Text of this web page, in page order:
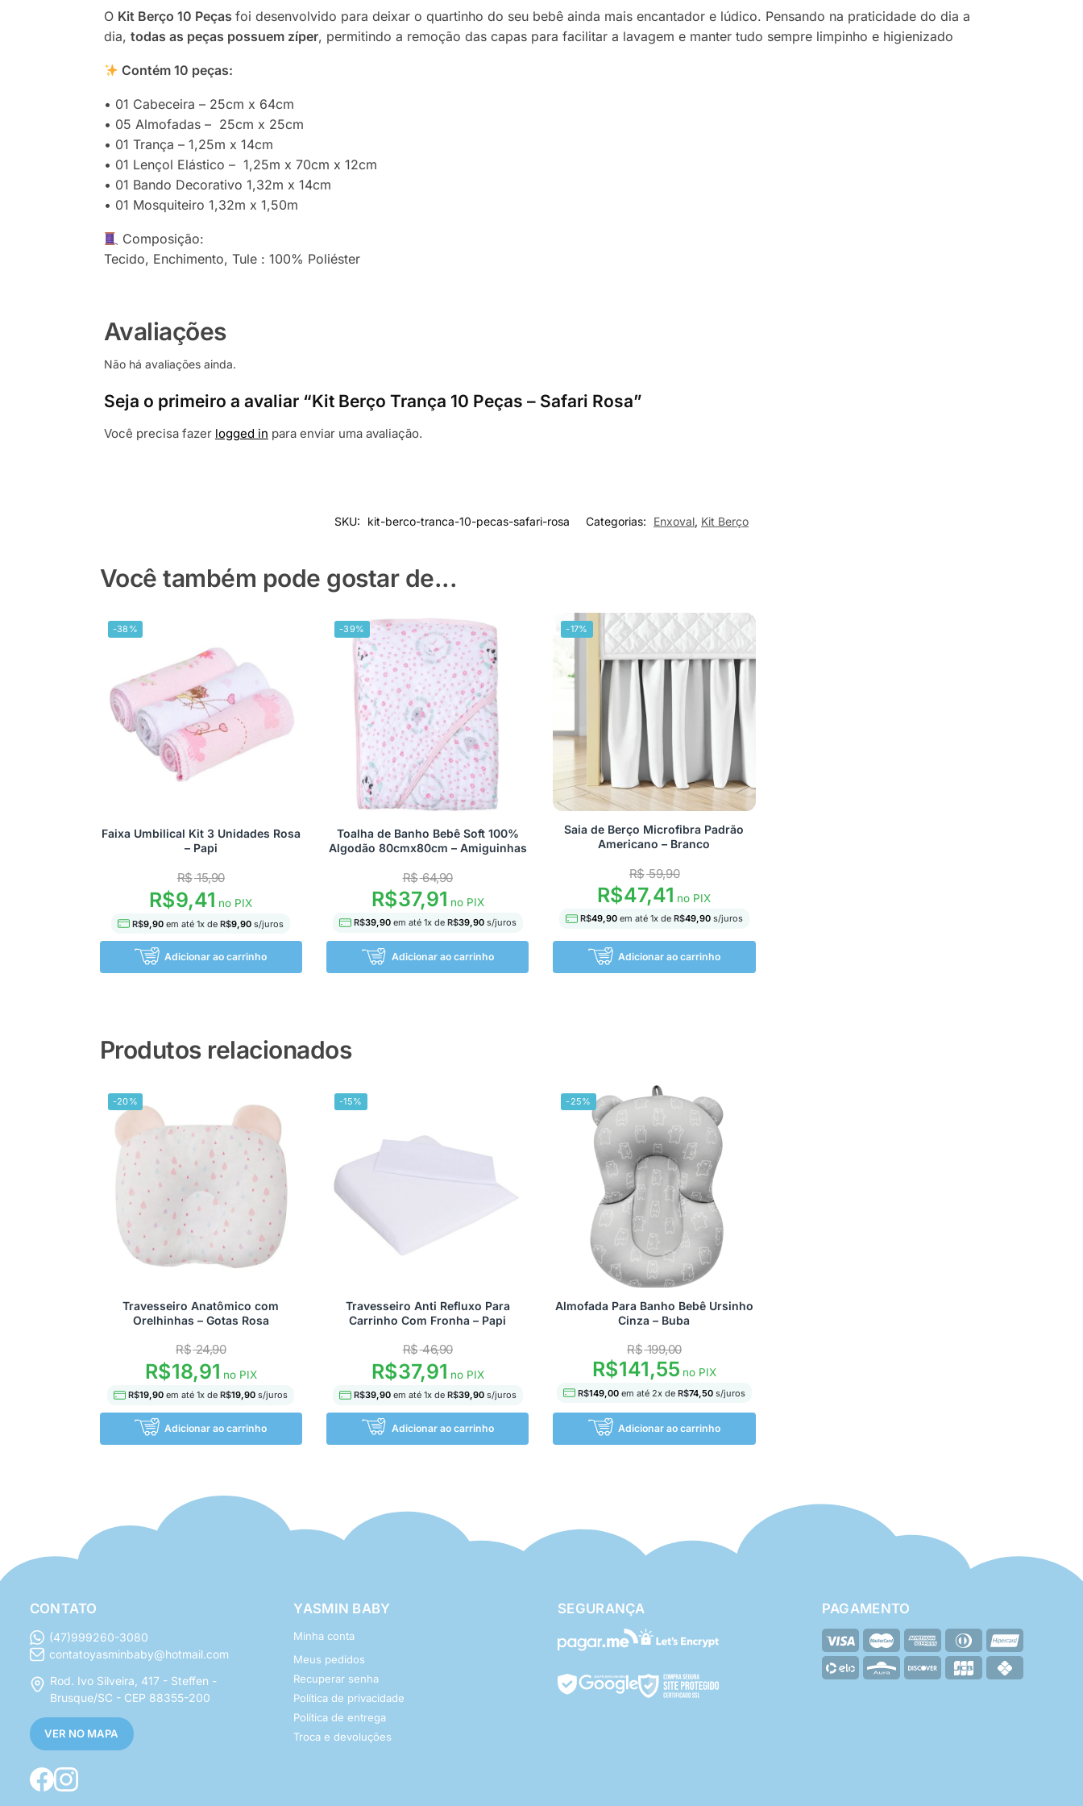
O Kit Berço 10 Peças foi desenvolvido para deixar o quartinho do seu bebê ainda mais encantador e lúdico. Pensando na praticidade do dia a
dia, todas as peças possuem zíper, permitindo a remoção das capas para facilitar a lavagem e manter tudo sempre limpinho e higienizado
Contém 10 peças:
• 01 Cabeceira – 25cm x 64cm
• 05 Almofadas – 25cm x 25cm
• 01 Trança – 1,25m x 14cm
• 01 Lençol Elástico – 1,25m x 70cm x 12cm
• 01 Bando Decorativo 1,32m x 14cm
• 01 Mosquiteiro 1,32m x 1,50m
Composição:
Tecido, Enchimento, Tule : 100% Poliéster
Avaliações
Não há avaliações ainda.
Seja o primeiro a avaliar “Kit Berço Trança 10 Peças – Safari Rosa”
Você precisa fazer logged in para enviar uma avaliação.
SKU: kit-berco-tranca-10-pecas-safari-rosa Categorias: Enxoval, Kit Berço
Você também pode gostar de...
-38%
Faixa Umbilical Kit 3 Unidades Rosa
– Papi
R$15,90
R$9,41 no PIX
R$9,90 em até1x deR$9,90 s/juros
Adicionar ao carrinho
-39%
Toalha de Banho Bebê Soft 100%
Algodão 80cmx80cm – Amiguinhas
R$64,90
R$37,91 no PIX
R$39,90 em até 1x de R$39,90s/juros
Adicionar ao carrinho
-17%
Saia de Berço Microfibra Padrão
Americano – Branco
R$59,90
R$47,41 no PIX
R$49,90 em até 1x de R$49,90s/juros
Adicionar ao carrinho
Produtos relacionados
-20%
Travesseiro Anatômico com
Orelhinhas – Gotas Rosa
R$24,90
R$18,91 no PIX
R$19,90 em até1x deR$19,90 s/juros
Adicionar ao carrinho
-15%
Travesseiro Anti Refluxo Para
Carrinho Com Fronha – Papi
R$46,90
R$37,91 no PIX
R$39,90 em até 1x de R$39,90s/juros
Adicionar ao carrinho
-25%
Almofada Para Banho Bebê Ursinho
Cinza – Buba
R$199,00
R$141,55no PIX
R$149,00 em até 2x de R$74,50s/juros
Adicionar ao carrinho
CONTATO
(47)999260-3080
contatoyasminbaby@hotmail.com
Rod. Ivo Silveira, 417 - Steffen -
Brusque/SC - CEP 88355-200
VER NO MAPA
YASMIN BABY
Minha conta
Meus pedidos
Recuperar senha
Política de privacidade
Política de entrega
Troca e devoluções
SEGURANÇA PAGAMENTO